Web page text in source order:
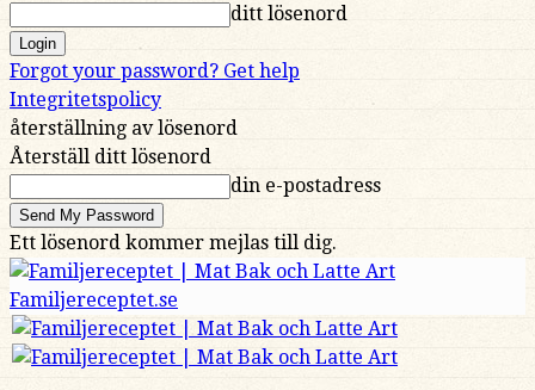
ditt lösenord
Forgot your password? Get help
Integritetspolicy
återställning av lösenord
Återställ ditt lösenord
din e-postadress
Ett lösenord kommer mejlas till dig.
Familjereceptet.se